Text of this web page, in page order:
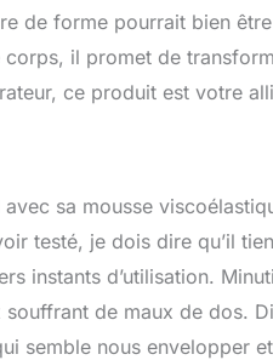
de forme pourrait bien
il promet de
ce produit est votre
sa mousse
testé, je dois dire qu’il
instants d’utilisation.
de maux de dos.
semble nous envelopper